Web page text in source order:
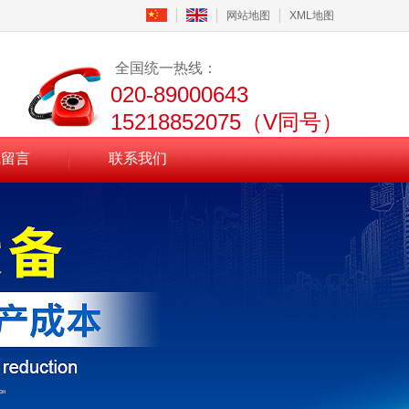
网站地图 XML地图
全国统一热线：
020-89000643
15218852075（V同号）
言 联系我们